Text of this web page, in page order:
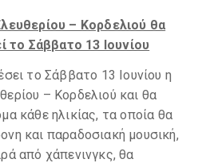
– Κορδελιού θα
το Σάββατο 13 Ιουνίου
το Σάββατο 13 Ιουνίου η
– Κορδελιού και θα
κάθε ηλικίας, τα οποία θα
και παραδοσιακή μουσική,
από χάπενινγκς, θα